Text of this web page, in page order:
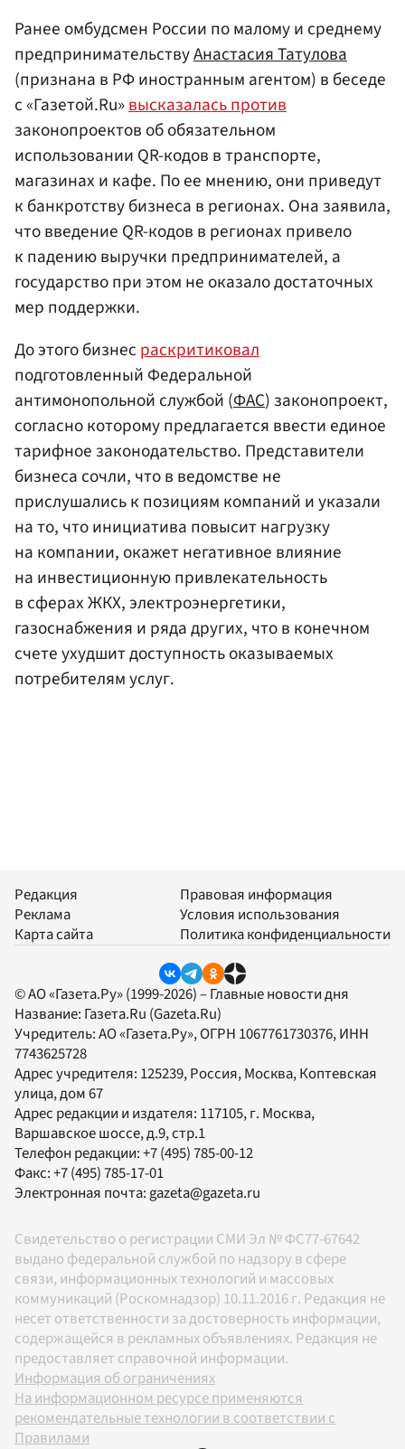
Ранее омбудсмен России по малому и среднему
предпринимательствуАнастасия Татулова
(признана в РФ иностранным агентом) в беседе
с «Газетой.Ru»высказалась против
законопроектов об обязательном
использовании QR-кодов в транспорте,
магазинах и кафе. По ее мнению, они приведут
к банкротству бизнеса в регионах. Она заявила,
что введение QR-кодов в регионах привело
к падению выручки предпринимателей, а
государство при этом не оказало достаточных
мер поддержки.
До этого бизнес раскритиковал
подготовленный Федеральной
антимонопольной службой (ФАС) законопроект,
согласно которому предлагается ввести единое
тарифное законодательство. Представители
бизнеса сочли, что в ведомстве не
прислушались к позициям компаний и указали
на то, что инициатива повысит нагрузку
на компании, окажет негативное влияние
на инвестиционную привлекательность
в сферах ЖКХ, электроэнергетики,
газоснабжения и ряда других, что в конечном
счете ухудшит доступность оказываемых
потребителям услуг.
Редакция
Реклама
Карта сайта
Правовая информация
Условия использования
Политика конфиденциальности
© АО «Газета.Ру» (1999-2026) – Главные новости дня
Название: Газета.Ru (Gazeta.Ru)
Учредитель:АО «Газета.Ру», ОГРН 1067761730376, ИНН
7743625728
Адрес учредителя: 125239, Россия, Москва, Коптевская
улица, дом 67
Адрес редакции и издателя: 117105, г. Москва,
Варшавское шоссе, д.9, стр.1
Телефон редакции:+7 (495) 785-00-12
Факс:+7 (495) 785-17-01
Электронная почта:gazeta@gazeta.ru
Свидетельство о регистрации СМИ Эл № ФС77-67642
выдано федеральной службой по надзору в сфере
связи, информационных технологий и массовых
коммуникаций (Роскомнадзор) 10.11.2016 г. Редакция не
несет ответственности за достоверность информации,
содержащейся в рекламных объявлениях. Редакция не
предоставляет справочной информации.
Информация об ограничениях
На информационном ресурсе применяются
рекомендательные технологии в соответствии с
Правилами